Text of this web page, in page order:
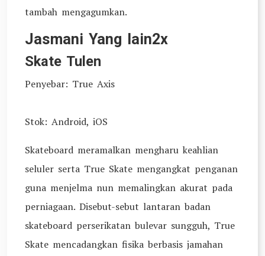
tambah mengagumkan.
Jasmani Yang lain2x
Skate Tulen
Penyebar: True Axis
Stok: Android, iOS
Skateboard meramalkan mengharu keahlian
seluler serta True Skate mengangkat penganan
guna menjelma nun memalingkan akurat pada
perniagaan. Disebut-sebut lantaran badan
skateboard perserikatan bulevar sungguh, True
Skate mencadangkan fisika berbasis jamahan